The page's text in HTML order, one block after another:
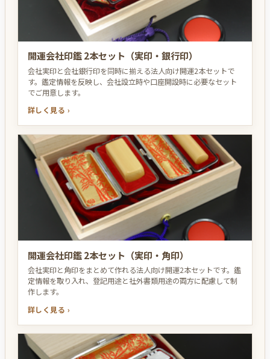
開運会社印鑑 2本セット（実印・銀行印）
会社実印と会社銀行印を同時に揃える法人向け開運2本セットで
す。鑑定情報を反映し、会社設立時や口座開設時に必要なセット
でご用意します。
詳しく見る ›
開運会社印鑑 2本セット（実印・角印）
会社実印と角印をまとめて作れる法人向け開運2本セットです。鑑
定情報を取り入れ、登記用途と社外書類用途の両方に配慮して制
作します。
詳しく見る ›